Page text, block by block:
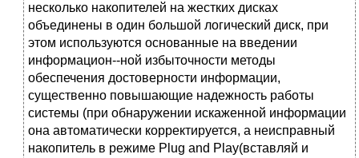
несколько накопителей на жестких дисках
объединены в один большой логический диск, при
этом используются основанные на введении
информацион--ной избыточности методы
обеспечения достоверности информации,
существенно повы­шающие надежность работы
системы (при обнаружении искаженной информации
она автоматически корректируется, а неисправный
накопитель в режиме Plug and Play(вставляй и